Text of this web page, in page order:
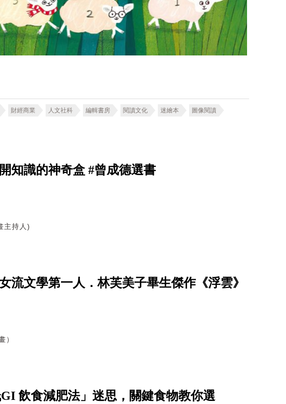
財經商業 人文社科 編輯書房 閱讀文化 迷繪本 圖像閱讀
知識的神奇盒 #曾成德選書
主持人)
流文學第一人．林芙美子畢生傑作《浮雲》
）
飲食減肥法」迷思，關鍵食物教你選